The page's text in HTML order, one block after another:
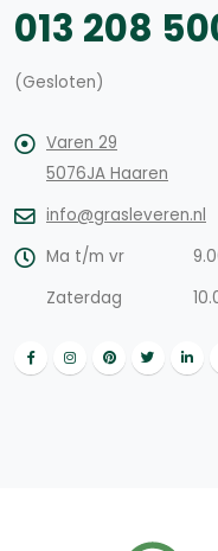
013 208
(Gesloten)
Varen 29
5076JA Haaren
info@grasleveren.nl
Ma t/m vr
Zaterdag